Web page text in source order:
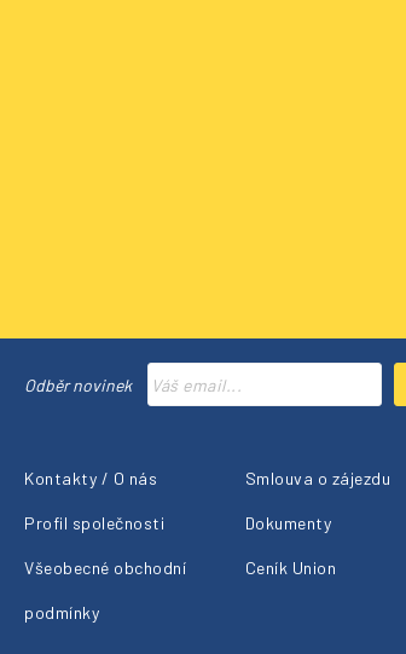
Odběr novinek
Kontakty / O nás
Profil společnosti
Všeobecné obchodní
podmínky
Smlouva o zájezdu
Dokumenty
Ceník Union